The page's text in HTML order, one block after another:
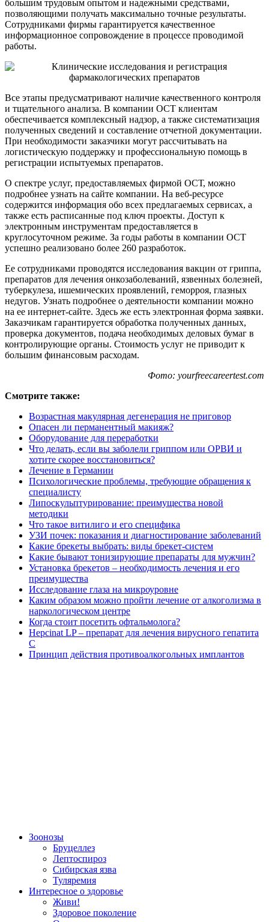
большим трудовым опытом и надежными средствами,
позволяющими получать максимально точные результаты.
Сотрудниками фирмы гарантируется качественное
информационное сопровождение в процессе проводимой
работы.
Все этапы предусматривают наличие качественного контроля
и тщательного анализа. В компании ОСТ клиентам
обеспечивается комплексный надзор, а также систематизация
полученных сведений и составление отчетной документации.
При необходимости заказчики могут рассчитывать на
логистическую поддержку и профессиональную помощь в
регистрации испытуемых препаратов.
О спектре услуг, предоставляемых фирмой ОСТ, можно
подробнее узнать на сайте компании. На веб-ресурсе
содержится информация обо всех предлагаемых сервисах, а
также есть расписанные под ключ проекты. Доступ к
электронным инструментам предоставляется в
круглосуточном режиме. За годы работы в компании ОСТ
успешно реализовано более 260 разработок.
Ее сотрудниками проводятся исследования вакцин от гриппа,
препаратов для лечения онкозаболеваний, язвенных болезней,
туберкулеза, ишемических проявлений, геморроя, глазных
недугов. Узнать подробнее о деятельности компании можно
на ее интернет-сайте. Здесь же есть электронная форма заявки.
Заказчикам гарантируется обработка полученных данных,
проверка документов, подача необходимых деловых бумаг в
контролирующие органы. Стоимость услуг не приводит к
большим финансовым расходам.
Фото: yourfreecareertest.com
Смотрите также:
Возрастная макулярная дегенерация не приговор
Опасен ли перманентный макияж?
Оборудование для переработки
Что делать, если вы заболели гриппом или ОРВИ и
хотите скорее восстановиться?
Лечение в Германии
Психологические проблемы, требующие обращения к
специалисту
Липоскульптурирование: преимущества новой
методики
Что такое витилиго и его специфика
УЗИ почек: показания и диагностирование заболеваний
Какие брекеты выбрать: виды брекет-систем
Какие бывают тонизирующие препараты для мужчин?
Установка брекетов – необходимость лечения и его
преимущества
Исследование глаза на микроуровне
Каким образом можно пройти лечение от алкоголизма в
наркологическом центре
Когда стоит посетить офтальмолога?
Hepcinat LP – препарат для лечения вирусного гепатита
С
Принцип действия противоалкогольных имплантов
Зоонозы
Бруцеллез
Лептоспироз
Сибирская язва
Туляремия
Интересное о здоровье
Живи!
Здоровое поколение